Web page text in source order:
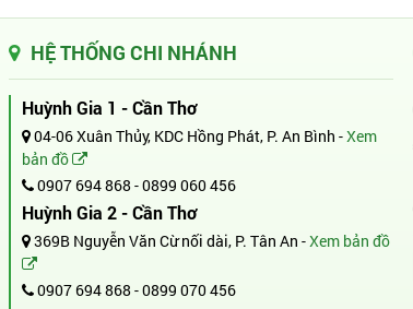
HỆ THỐNG CHI NHÁNH
Huỳnh Gia 1 - Cần Thơ
04-06 Xuân Thủy, KDC Hồng Phát, P. An Bình -Xem
bản đồ
0907 694 868 -0899 060 456
Huỳnh Gia 2 - Cần Thơ
369B Nguyễn Văn Cừ nối dài, P. Tân An -Xem bản đồ
0907 694 868 -0899 070 456